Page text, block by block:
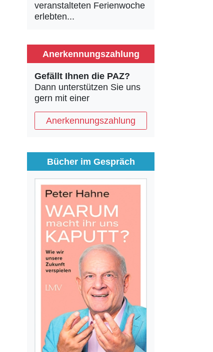
veranstalteten Ferienwoche
erlebten...
Anerkennungszahlung
Gefällt Ihnen die PAZ?
Dann unterstützen Sie uns
gern mit einer
Anerkennungszahlung
Bücher im Gespräch